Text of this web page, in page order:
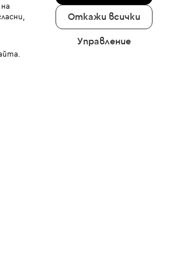
Откажи всички
Управление